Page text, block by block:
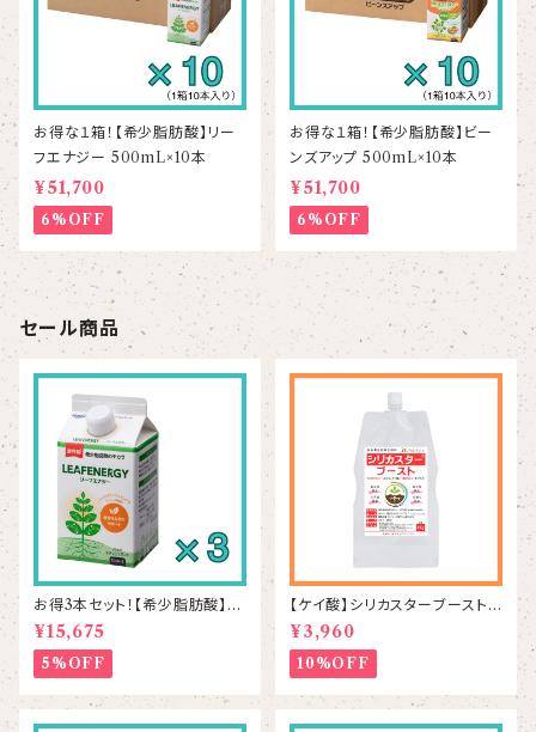
お得な１箱！【希少脂肪酸】リー
フエナジー 500mL×10本
¥51,700
6%OFF
お得な１箱！【希少脂肪酸】ビー
ンズアップ 500mL×10本
¥51,700
6%OFF
セール商品
お得3本セット！【希少脂肪酸】リ
ーフエナジー 500mL×3本
¥15,675
5%OFF
【ケイ酸】シリカスターブースト 1
kg
¥3,960
10%OFF